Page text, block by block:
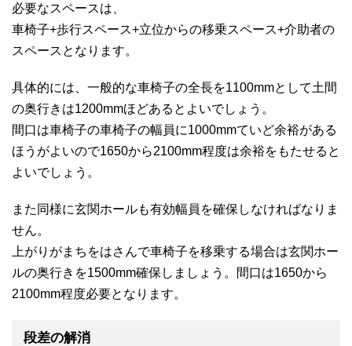
必要なスペースは、
車椅子+歩行スペース+立位からの移乗スペース+介助者の
スペースとなります。
具体的には、一般的な車椅子の全長を1100mmとして土間
の奥行きは1200mmほどあるとよいでしょう。
間口は車椅子の車椅子の幅員に1000mmていど余裕がある
ほうがよいので1650から2100mm程度は余裕をもたせると
よいでしょう。
また同様に玄関ホールも有効幅員を確保しなければなりま
せん。
上がりがまちをはさんで車椅子を移乗する場合は玄関ホー
ルの奥行きを1500mm確保しましょう。間口は1650から
2100mm程度必要となります。
段差の解消